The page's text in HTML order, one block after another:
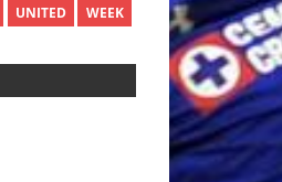
UNITED WEEK